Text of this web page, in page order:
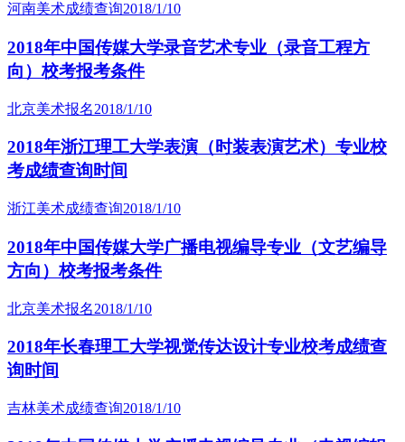
河南美术成绩查询2018/1/10
2018年中国传媒大学录音艺术专业（录音工程方
向）校考报考条件
北京美术报名2018/1/10
2018年浙江理工大学表演（时装表演艺术）专业校
考成绩查询时间
浙江美术成绩查询2018/1/10
2018年中国传媒大学广播电视编导专业（文艺编导
方向）校考报考条件
北京美术报名2018/1/10
2018年长春理工大学视觉传达设计专业校考成绩查
询时间
吉林美术成绩查询2018/1/10